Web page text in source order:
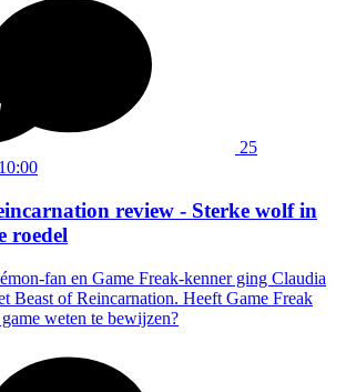
25
10:00
review - Sterke wolf in
roedel
fan en Game Freak-kenner ging Claudia
Beast of Reincarnation. Heeft Game Freak
weten te bewijzen?